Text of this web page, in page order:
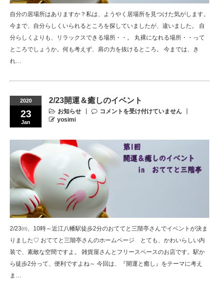
自分の居場所はありますか？私は、ようやく居場所を見つけた気がします。
今まで、自分らしくいられるところを探していましたが、違いました。 自
分らしくよりも、リラックスできる場所・・。 丸裸になれる場所・・って
ところでしょうか。何も考えず、肩の力を抜けるところ。 今までは、き
れ…
2020
23
Jan
2/23開運＆癒しのイベント
お知らせ
コメントを受け付けていません
yosimi
2/23㈰、10時～近江八幡駅徒歩2分のおててと三階亭さんでイベントが決ま
りました♡ おててと三階亭さんのホームページ とても、かわいらしい内
装で、素敵な空間ですよ。 雑貨屋さんとフリースペースのお店です。駅か
ら徒歩2分って、便利ですよね～ 今回は、『開運と癒し』をテーマに考え
ま…